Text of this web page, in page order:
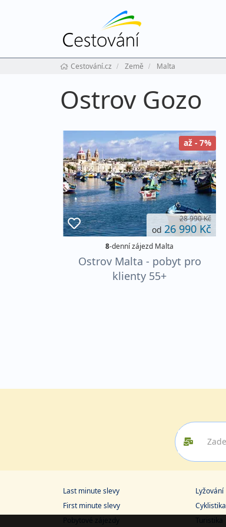
Cestování.cz Země Malta
Ostrov Gozo
až - 7%
28 990 Kč
od 26 990 Kč
8-denní zájezd Malta
Ostrov Malta - pobyt pro
klienty 55+
Last minute slevy
First minute slevy
Pobytové zájezdy
Lyžování
Cyklistika
Turistika